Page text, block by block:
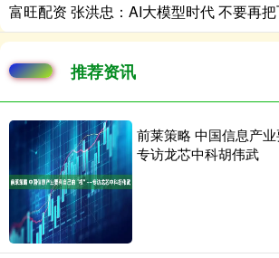
推荐资讯
前莱策略 中国信息产
专访龙芯中科胡伟武